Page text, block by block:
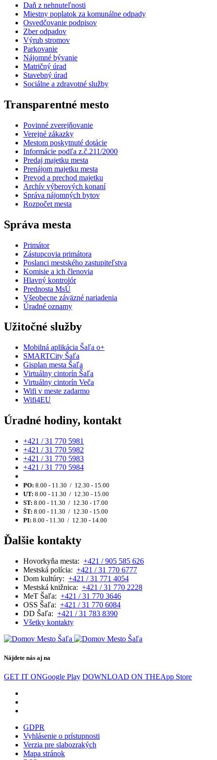
Daň z nehnuteľnosti
Miestny poplatok za komunálne odpady
Osvedčovanie podpisov
Zber odpadov
Výrub stromov
Parkovanie
Nájomné bývanie
Matričný úrad
Stavebný úrad
Sociálne a zdravotné služby
Transparentné mesto
Povinné zverejňovanie
Verejné zákazky
Mestom poskytnuté dotácie
Informácie podľa z.č.211/2000
Predaj majetku mesta
Prenájom majetku mesta
Prevod a prechod majetku
Archív výberových konaní
Správa nájomných bytov
Rozpočet mesta
Správa mesta
Primátor
Zástupcovia primátora
Poslanci mestského zastupiteľstva
Komisie a ich členovia
Hlavný kontrolór
Prednosta MsÚ
Všeobecne záväzné nariadenia
Úradné oznamy
Užitočné služby
Mobilná aplikácia Šaľa o+
SMARTCity Šaľa
Gisplan mesta Šaľa
Virtuálny cintorín Šaľa
Virtuálny cintorín Veča
Wifi v meste zadarmo
Wifi4EU
Úradné hodiny, kontakt
+421 / 31 770 5981
+421 / 31 770 5982
+421 / 31 770 5983
+421 / 31 770 5984
PO: 8.00 - 11.30 / 12.30 - 15.00
UT: 8.00 - 11.30 / 12.30 - 15.00
ST: 8.00 - 11.30 / 12.30 - 17.00
ŠT: 8.00 - 11.30 / 12.30 - 15.00
PI: 8.00 - 11.30 / 12.30 - 14.00
Ďalšie kontakty
Hovorkyňa mesta: +421 / 905 585 626
Mestská polícia: +421 / 31 770 6777
Dom kultúry: +421 / 31 771 4054
Mestská knižnica: +421 / 31 770 2228
MeT Šaľa: +421 / 31 770 3646
OSS Šaľa: +421 / 31 770 6084
DD Šaľa: +421 / 31 783 8390
Všetky kontakty
Nájdete nás aj na
GET IT ONGoogle Play DOWNLOAD ON THEApp Store
GDPR
Vyhlásenie o prístupnosti
Verzia pre slabozrakých
Mapa stránok